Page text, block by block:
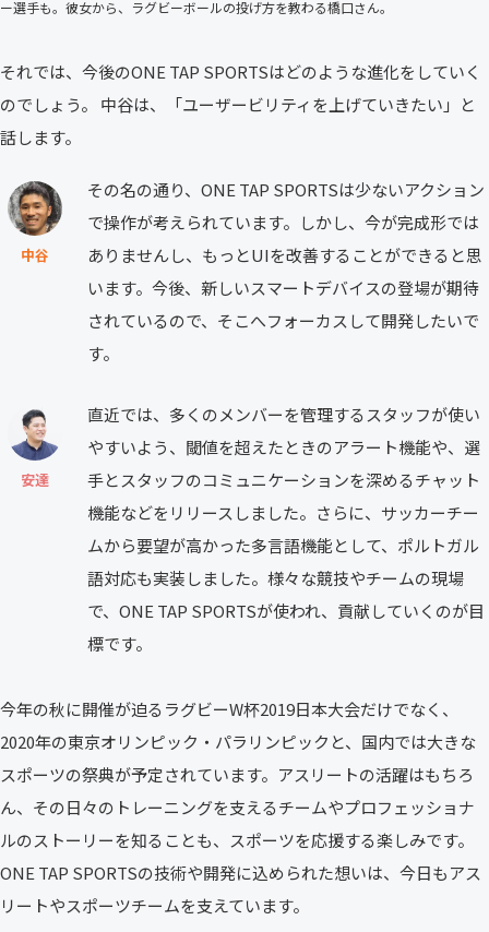
ー選手も。彼女から、ラグビーボールの投げ方を教わる橋口さん。
それでは、今後のONE TAP SPORTSはどのような進化をしていく
のでしょう。 中谷は、「ユーザービリティを上げていきたい」と
話します。
中谷
その名の通り、ONE TAP SPORTSは少ないアクション
で操作が考えられています。しかし、今が完成形では
ありませんし、もっとUIを改善することができると思
います。今後、新しいスマートデバイスの登場が期待
されているので、そこへフォーカスして開発したいで
す。
安達
直近では、多くのメンバーを管理するスタッフが使い
やすいよう、閾値を超えたときのアラート機能や、選
手とスタッフのコミュニケーションを深めるチャット
機能などをリリースしました。さらに、サッカーチー
ムから要望が高かった多言語機能として、ポルトガル
語対応も実装しました。様々な競技やチームの現場
で、ONE TAP SPORTSが使われ、貢献していくのが目
標です。
今年の秋に開催が迫るラグビーW杯2019日本大会だけでなく、
2020年の東京オリンピック・パラリンピックと、国内では大きな
スポーツの祭典が予定されています。アスリートの活躍はもちろ
ん、その日々のトレーニングを支えるチームやプロフェッショナ
ルのストーリーを知ることも、スポーツを応援する楽しみです。
ONE TAP SPORTSの技術や開発に込められた想いは、今日もアス
リートやスポーツチームを支えています。